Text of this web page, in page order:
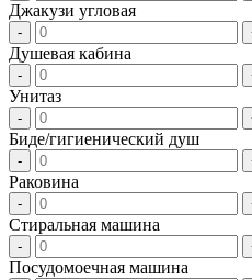
Джакузи угловая
-
Душевая кабина
-
Унитаз
-
Биде/гигиенический душ
-
Раковина
-
Стиральная машина
-
Посудомоечная машина